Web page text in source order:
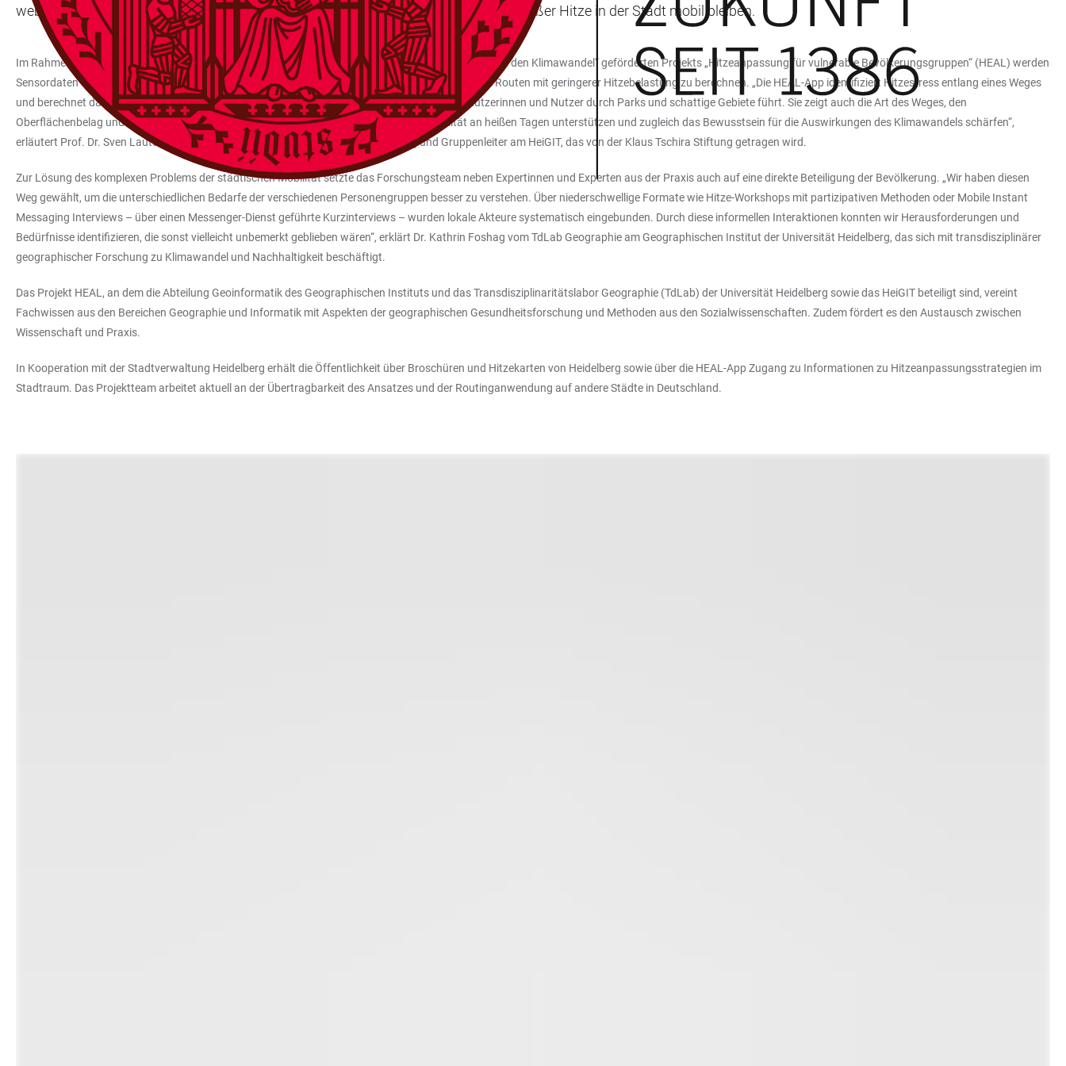
webbasierten Routenplanungsdienstes können diese Personengruppen auch bei großer Hitze in der Stadt mobil bleiben.
Im Rahmen des von der Baden-Württemberg Stiftung im Programm „Innovationen zur Anpassung an den Klimawandel“ geförderten Projekts „Hitzeanpassung für vulnerable Bevölkerungsgruppen“ (HEAL) werden
Sensordaten sowie Informationen zum Schattenwurf durch Gebäude und Vegetation genutzt, um Routen mit geringerer Hitzebelastung zu berechnen. „Die HEAL-App identifiziert Hitzestress entlang eines Weges
und berechnet dann eine Alternative, die wenig beschattete Hauptstraßen vermeidet und die Nutzerinnen und Nutzer durch Parks und schattige Gebiete führt. Sie zeigt auch die Art des Weges, den
Oberflächenbelag und die Steigung entlang der gewählten Route an. All dies soll die Mobilität an heißen Tagen unterstützen und zugleich das Bewusstsein für die Auswirkungen des Klimawandels schärfen“,
erläutert Prof. Dr. Sven Lautenbach, Geoinformatiker an der Universität Heidelberg und Gruppenleiter am HeiGIT, das von der Klaus Tschira Stiftung getragen wird.
Zur Lösung des komplexen Problems der städtischen Mobilität setzte das Forschungsteam neben Expertinnen und Experten aus der Praxis auch auf eine direkte Beteiligung der Bevölkerung. „Wir haben diesen
Weg gewählt, um die unterschiedlichen Bedarfe der verschiedenen Personengruppen besser zu verstehen. Über niederschwellige Formate wie Hitze-Workshops mit partizipativen Methoden oder Mobile Instant
Messaging Interviews – über einen Messenger-Dienst geführte Kurzinterviews – wurden lokale Akteure systematisch eingebunden. Durch diese informellen Interaktionen konnten wir Herausforderungen und
Bedürfnisse identifizieren, die sonst vielleicht unbemerkt geblieben wären“, erklärt Dr. Kathrin Foshag vom TdLab Geographie am Geographischen Institut der Universität Heidelberg, das sich mit transdisziplinärer
geographischer Forschung zu Klimawandel und Nachhaltigkeit beschäftigt.
Das Projekt HEAL, an dem die Abteilung Geoinformatik des Geographischen Instituts und das Transdisziplinaritätslabor Geographie (TdLab) der Universität Heidelberg sowie das HeiGIT beteiligt sind, vereint
Fachwissen aus den Bereichen Geographie und Informatik mit Aspekten der geographischen Gesundheitsforschung und Methoden aus den Sozialwissenschaften. Zudem fördert es den Austausch zwischen
Wissenschaft und Praxis.
In Kooperation mit der Stadtverwaltung Heidelberg erhält die Öffentlichkeit über Broschüren und Hitzekarten von Heidelberg sowie über die HEAL-App Zugang zu Informationen zu Hitzeanpassungsstrategien im
Stadtraum. Das Projektteam arbeitet aktuell an der Übertragbarkeit des Ansatzes und der Routinganwendung auf andere Städte in Deutschland.